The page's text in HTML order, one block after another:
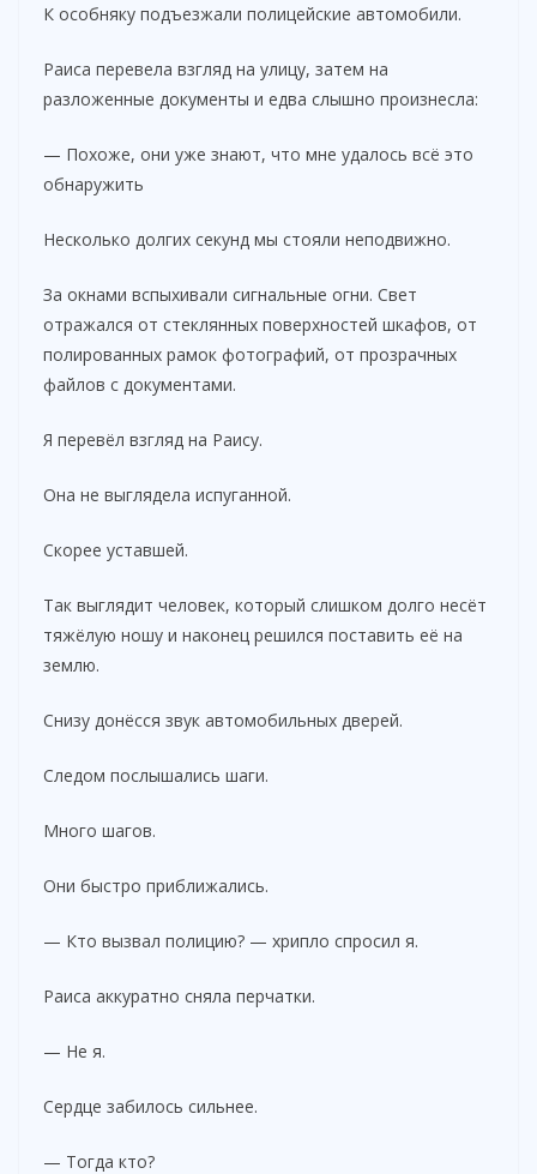
К особняку подъезжали полицейские автомобили.
Раиса перевела взгляд на улицу, затем на
разложенные документы и едва слышно произнесла:
— Похоже, они уже знают, что мне удалось всё это
обнаружить
Несколько долгих секунд мы стояли неподвижно.
За окнами вспыхивали сигнальные огни. Свет
отражался от стеклянных поверхностей шкафов, от
полированных рамок фотографий, от прозрачных
файлов с документами.
Я перевёл взгляд на Раису.
Она не выглядела испуганной.
Скорее уставшей.
Так выглядит человек, который слишком долго несёт
тяжёлую ношу и наконец решился поставить её на
землю.
Снизу донёсся звук автомобильных дверей.
Следом послышались шаги.
Много шагов.
Они быстро приближались.
— Кто вызвал полицию? — хрипло спросил я.
Раиса аккуратно сняла перчатки.
— Не я.
Сердце забилось сильнее.
— Тогда кто?